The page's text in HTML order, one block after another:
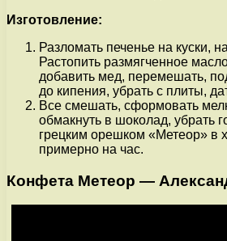
Изготовление:
Разломать печенье на куски,
Растопить размягченное
добавить мед, перемешать,
до кипения, убрать с плиты,
Все смешать, сформовать
обмакнуть в шоколад, убрать
грецким орешком «Метеор» в
примерно на час.
Конфета Метеор —